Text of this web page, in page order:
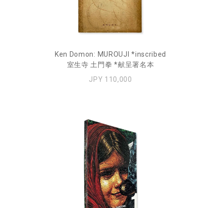
Ken Domon: MUROUJI *inscribed
室生寺 土門拳 *献呈署名本
JPY 110,000